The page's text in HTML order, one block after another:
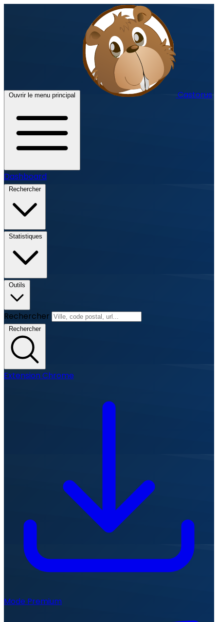
Ouvrir le menu principal Castorus
Dashboard
Rechercher
Statistiques
Outils
Rechercher
Rechercher
Extension Chrome
Mode Premium